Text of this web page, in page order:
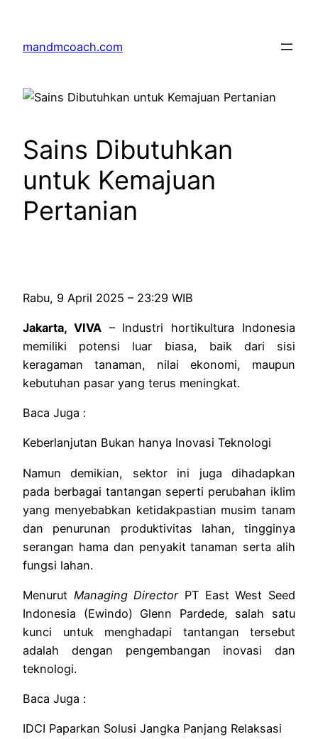
content
mandmcoach.com
Sains Dibutuhkan
untuk Kemajuan
Pertanian
Rabu, 9 April 2025 – 23:29 WIB
Jakarta, VIVA– Industri hortikultura Indonesia
memiliki potensi luar biasa, baik dari sisi
keragaman tanaman, nilai ekonomi, maupun
kebutuhan pasar yang terus meningkat.
Baca Juga :
Keberlanjutan Bukan hanya Inovasi Teknologi
Namun demikian, sektor ini juga dihadapkan
pada berbagai tantangan seperti perubahan iklim
yang menyebabkan ketidakpastian musim tanam
dan penurunan produktivitas lahan, tingginya
serangan hama dan penyakit tanaman serta alih
fungsi lahan.
Menurut Managing DirectorPT East West Seed
Indonesia (Ewindo) Glenn Pardede, salah satu
kunci untuk menghadapi tantangan tersebut
adalah dengan pengembangan inovasi dan
teknologi.
Baca Juga :
IDCI Paparkan Solusi Jangka Panjang Relaksasi